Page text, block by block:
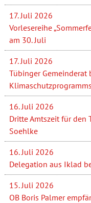
17. Juli 2026
Vorlesereihe
am 30. Juli
17. Juli 2026
Tübinger Gemeinderat
Klimaschutzprogramms
16. Juli 2026
Dritte Amtszeit für den
Soehlke
16. Juli 2026
Delegation aus Iklad
15. Juli 2026
OB Boris Palmer